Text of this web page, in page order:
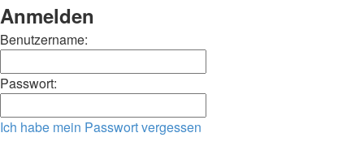
Anmelden
Benutzername:
Passwort:
Ich habe mein Passwort vergessen